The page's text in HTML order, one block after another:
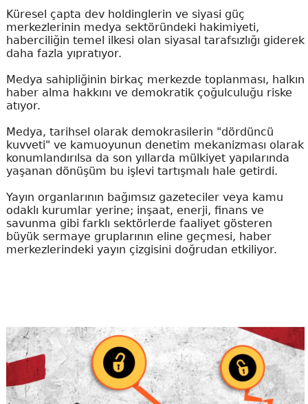
Küresel çapta dev holdinglerin ve siyasi güç
merkezlerinin medya sektöründeki hakimiyeti,
haberciliğin temel ilkesi olan siyasal tarafsızlığı giderek
daha fazla yıpratıyor.
Medya sahipliğinin birkaç merkezde toplanması, halkın
haber alma hakkını ve demokratik çoğulculuğu riske
atıyor.
Medya, tarihsel olarak demokrasilerin "dördüncü
kuvveti" ve kamuoyunun denetim mekanizması olarak
konumlandırılsa da son yıllarda mülkiyet yapılarında
yaşanan dönüşüm bu işlevi tartışmalı hale getirdi.
Yayın organlarının bağımsız gazeteciler veya kamu
odaklı kurumlar yerine; inşaat, enerji, finans ve
savunma gibi farklı sektörlerde faaliyet gösteren
büyük sermaye gruplarının eline geçmesi, haber
merkezlerindeki yayın çizgisini doğrudan etkiliyor.